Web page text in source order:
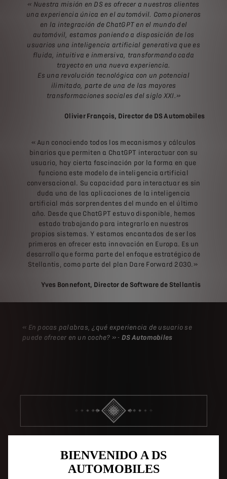
« Nuestra misión en DS es ofrecer a nuestros clientes
una experiencia única en el automóvil. Como pioneros
en la integración de ChatGPT en el mundo del
automóvil, estamos poniendo a disposición de los
usuarios una inteligencia artificial generativa que es
fluida, intuitiva e inmersiva, transformando cada
trayecto en una nueva experiencia.
Es una revolución tecnológica con un potencial
ilimitado, parte de una de las mayores
transformaciones sociales del siglo XXI.»
Olivier François, Director de DS Automobiles
« Aun conociendo todos los mecanismos y cálculos
binarios que permiten a ChatGPT interactuar con su
usuario, hay cierta fascinación por la forma en que
funciona este modelo de inteligencia artificial
conversacional. Su capacidad para interactuar es sin
duda una de las aplicaciones de la inteligencia
artificial más sorprendentes del mundo en el último
año. Desde que ChatGPT estuvo disponible, hemos
estado trabajando para integrarlo en nuestros
propios sistemas. Y estamos encantados de ser los
primeros en ofrecer esta innovación en Europa. Es un
desarrollo que forma parte del enfoque estratégico de
Stellantis, como parte del plan Dare Forward 2030.»
Yves Bonnefont, Director de Software de Stellantis
« En pocas palabras, ¿qué experiencia de usuario se
puede ofrecer en un coche? » - DS Automobiles
BIENVENIDO A DS
AUTOMOBILES